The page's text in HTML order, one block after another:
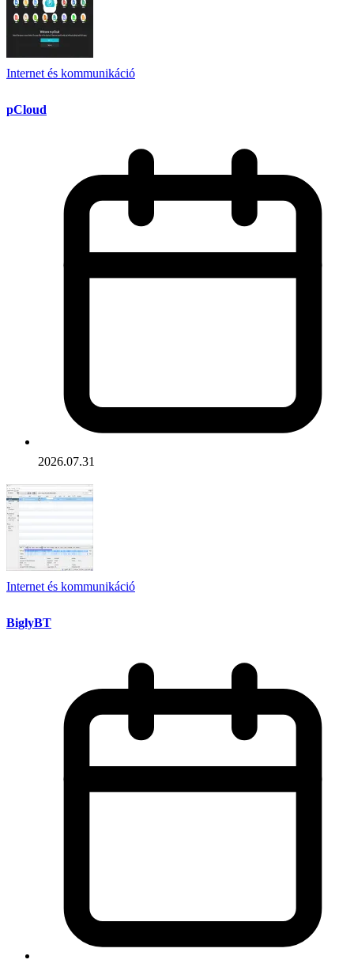
Internet és kommunikáció
pCloud
2026.07.31
Internet és kommunikáció
BiglyBT